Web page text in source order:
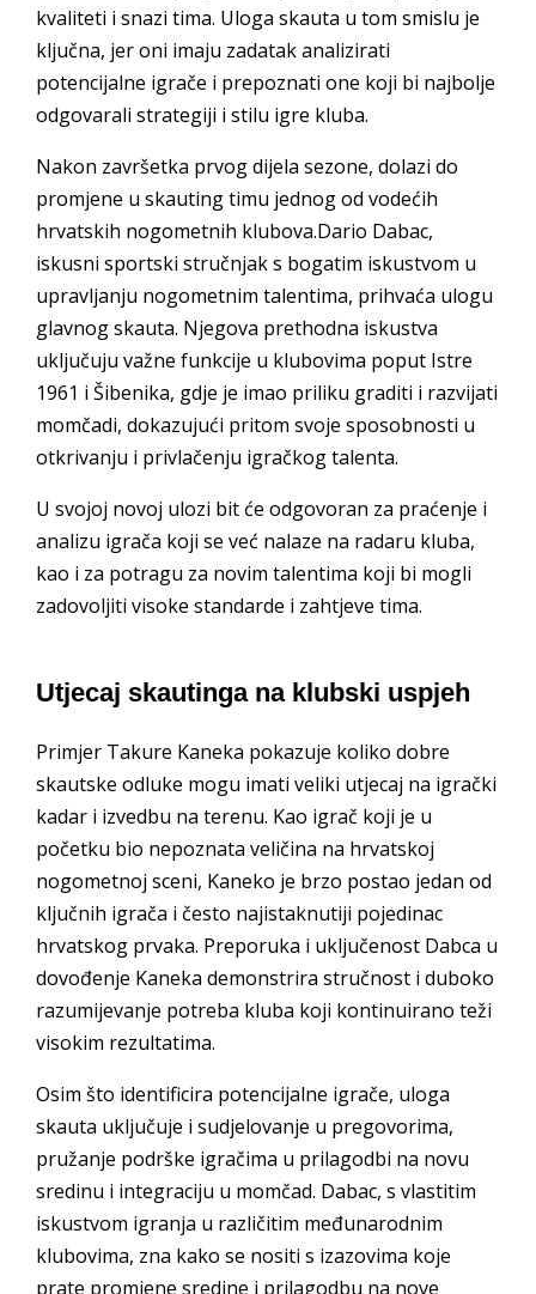
kvaliteti i snazi tima. Uloga skauta u tom smislu je
ključna, jer oni imaju zadatak analizirati
potencijalne igrače i prepoznati one koji bi najbolje
odgovarali strategiji i stilu igre kluba.
Nakon završetka prvog dijela sezone, dolazi do
promjene u skauting timu jednog od vodećih
hrvatskih nogometnih klubova.Dario Dabac,
iskusni sportski stručnjak s bogatim iskustvom u
upravljanju nogometnim talentima, prihvaća ulogu
glavnog skauta. Njegova prethodna iskustva
uključuju važne funkcije u klubovima poput Istre
1961 i Šibenika, gdje je imao priliku graditi i razvijati
momčadi, dokazujući pritom svoje sposobnosti u
otkrivanju i privlačenju igračkog talenta.
U svojoj novoj ulozi bit će odgovoran za praćenje i
analizu igrača koji se već nalaze na radaru kluba,
kao i za potragu za novim talentima koji bi mogli
zadovoljiti visoke standarde i zahtjeve tima.
Utjecaj skautinga na klubski uspjeh
Primjer Takure Kaneka pokazuje koliko dobre
skautske odluke mogu imati veliki utjecaj na igrački
kadar i izvedbu na terenu. Kao igrač koji je u
početku bio nepoznata veličina na hrvatskoj
nogometnoj sceni, Kaneko je brzo postao jedan od
ključnih igrača i često najistaknutiji pojedinac
hrvatskog prvaka. Preporuka i uključenost Dabca u
dovođenje Kaneka demonstrira stručnost i duboko
razumijevanje potreba kluba koji kontinuirano teži
visokim rezultatima.
Osim što identificira potencijalne igrače, uloga
skauta uključuje i sudjelovanje u pregovorima,
pružanje podrške igračima u prilagodbi na novu
sredinu i integraciju u momčad. Dabac, s vlastitim
iskustvom igranja u različitim međunarodnim
klubovima, zna kako se nositi s izazovima koje
prate promjene sredine i prilagodbu na nove